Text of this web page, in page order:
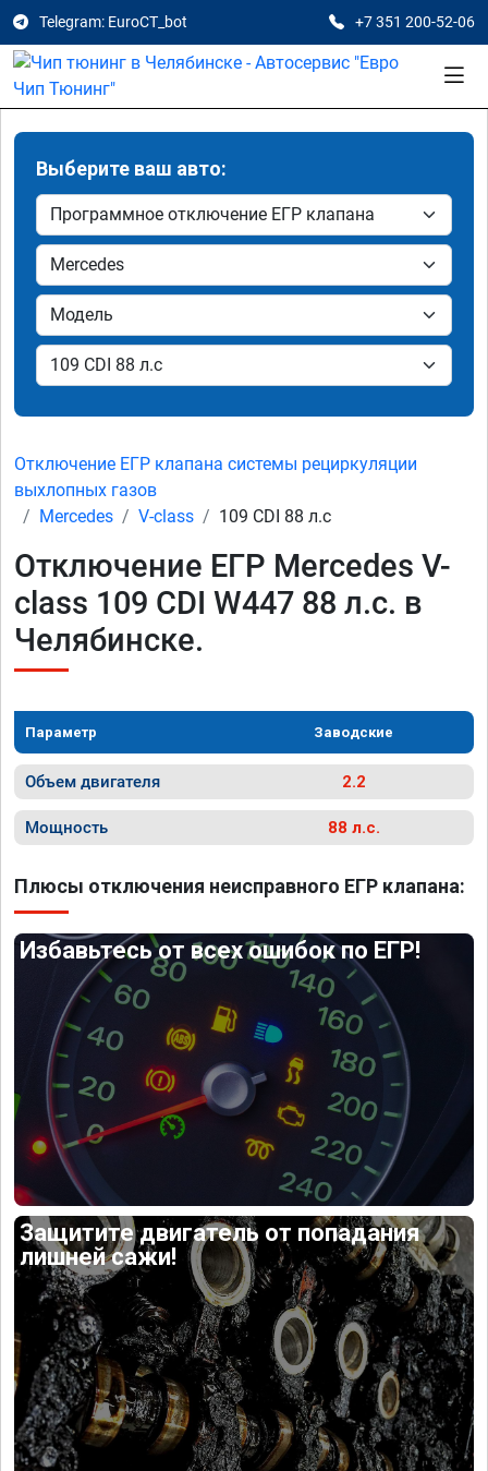
Telegram: EuroCT_bot +7 351 200-52-06
Выберите ваш авто:
Отключение ЕГР клапана системы рециркуляции
выхлопных газов
Mercedes
V-class 109 CDI 88 л.с
Отключение ЕГР Mercedes V-
class 109 CDI W447 88 л.с. в
Челябинске.
Параметр Заводские
Объем двигателя 2.2
Мощность 88 л.с.
Плюсы отключения неисправного ЕГР клапана:
Избавьтесь от всех ошибок по ЕГР!
Защитите двигатель от попадания
лишней сажи!